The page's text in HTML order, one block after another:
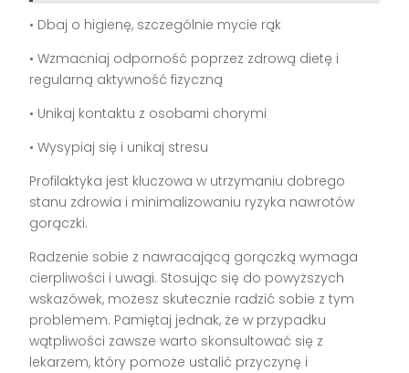
• Dbaj o higienę, szczególnie mycie rąk
• Wzmacniaj odporność poprzez zdrową dietę i
regularną aktywność fizyczną
• Unikaj kontaktu z osobami chorymi
• Wysypiaj się i unikaj stresu
Profilaktyka jest kluczowa w utrzymaniu dobrego
stanu zdrowia i minimalizowaniu ryzyka nawrotów
gorączki.
Radzenie sobie z nawracającą gorączką wymaga
cierpliwości i uwagi. Stosując się do powyższych
wskazówek, możesz skutecznie radzić sobie z tym
problemem. Pamiętaj jednak, że w przypadku
wątpliwości zawsze warto skonsultować się z
lekarzem, który pomoże ustalić przyczynę i